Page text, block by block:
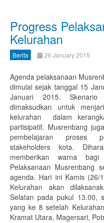
Progress
Kelurahan
Berita 26 January 2015
Agenda pelaksanaan
dimulai sejak tanggal 15
Januari 2015. Skenario
dimaksudkan untuk
kelurahan dalam
partisipatif. Musrenbang
pembelajaran proses
stakeholders kota.
memberikan warna
Pelaksanaan Musrenbang
agenda. Hari ini Kamis (26/
Kelurahan akan
Selatan pada pukul 13.00,
yang ke 8 setelah
Kramat Utara, Magersari,